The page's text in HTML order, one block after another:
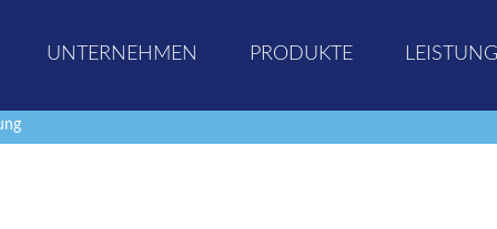
UNTERNEHMEN PRODUKTE